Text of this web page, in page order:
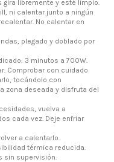
gira libremente y esté limpio.
ni calentar junto a ningún
No calentar en
plegado y doblado por
3 minutos a 700W.
Comprobar con cuidado
tocándolo con
zona deseada y disfruta del
vuelva a
cada vez. Deje enfriar
a calentarlo.
térmica reducida.
sin supervisión.